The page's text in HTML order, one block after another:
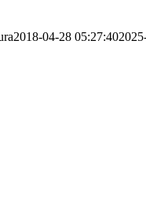
2018-04-28 05:27:40